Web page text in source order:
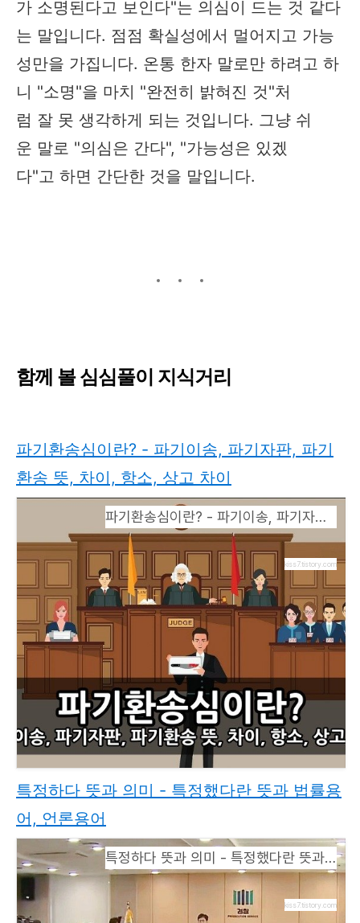
가 소명된다고 보인다"는 의심이 드는 것 같다
는 말입니다. 점점 확실성에서 멀어지고 가능
성만을 가집니다. 온통 한자 말로만 하려고 하
니 "소명"을 마치 "완전히 밝혀진 것"처
럼 잘 못 생각하게 되는 것입니다. 그냥 쉬
운 말로 "의심은 간다", "가능성은 있겠
다"고 하면 간단한 것을 말입니다.​
함께 볼 심심풀이 지식거리
파기환송심이란? - 파기이송, 파기자판, 파기
환송 뜻, 차이, 항소, 상고 차이
파기환송심이란? - 파기이송, 파기자판, 파기환송 뜻, 차이, 항소, 상고 차이
kiss7.tistory.com
특정하다 뜻과 의미 - 특정했다란 뜻과 법률용
어, 언론용어
특정하다 뜻과 의미 - 특정했다란 뜻과 법률용어, 언론용어
kiss7.tistory.com